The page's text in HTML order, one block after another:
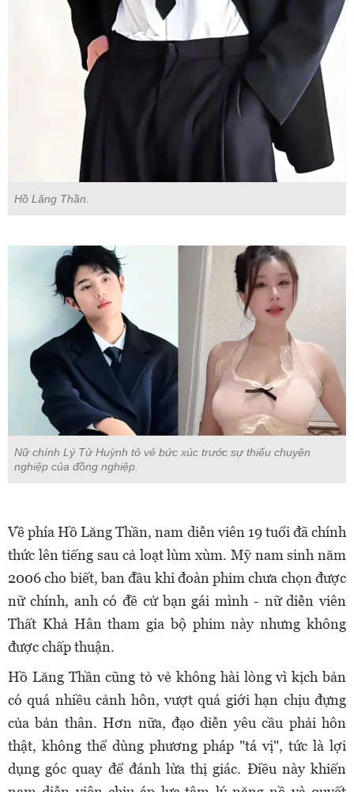
Hồ Lăng Thần.
Nữ chính Lý Tử Huỳnh tỏ vẻ bức xúc trước sự thiếu chuyên
nghiệp của đồng nghiệp.
Về phía Hồ Lăng Thần, nam diễn viên 19 tuổi đã chính
thức lên tiếng sau cả loạt lùm xùm. Mỹ nam sinh năm
2006 cho biết, ban đầu khi đoàn phim chưa chọn được
nữ chính, anh có đề cử bạn gái mình - nữ diễn viên
Thất Khả Hân tham gia bộ phim này nhưng không
được chấp thuận.
Hồ Lăng Thần cũng tỏ vẻ không hài lòng vì kịch bản
có quá nhiều cảnh hôn, vượt quá giới hạn chịu đựng
của bản thân. Hơn nữa, đạo diễn yêu cầu phải hôn
thật, không thể dùng phương pháp "tá vị", tức là lợi
dụng góc quay để đánh lừa thị giác. Điều này khiến